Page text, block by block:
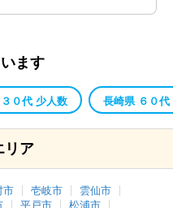
ます
０代 少人数 長崎県 ６０代
リア
市 壱岐市
雲仙市
平戸市 松浦市